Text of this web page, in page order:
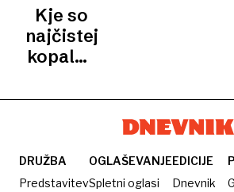
Kje so
najčistejše
kopalne
Evropi
je
Slovenija?
DRUŽBA
Predstavitev
OGLAŠEVANJE
Spletni oglasi
EDICIJE
Dnevnik